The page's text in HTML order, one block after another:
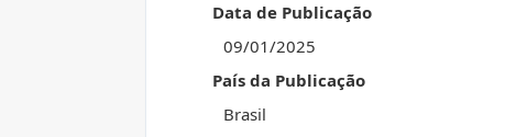
Data de Publicação
09/01/2025
País da Publicação
Brasil